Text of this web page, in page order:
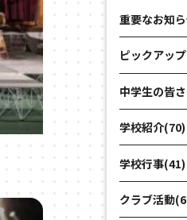
重要なお知
ピックアッ
中学生の皆
学校紹介(70)
学校行事(41)
クラブ活動